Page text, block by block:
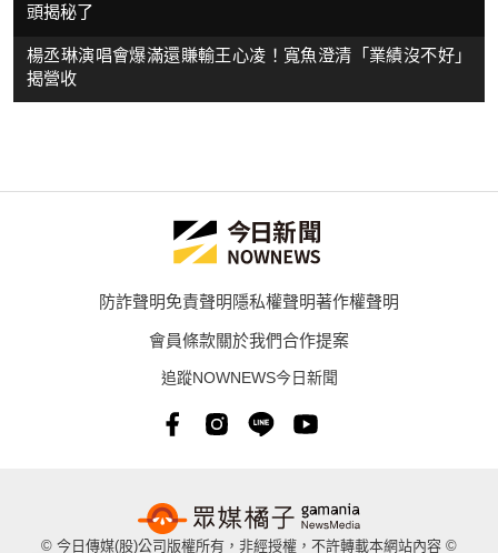
頭揭秘了
楊丞琳演唱會爆滿還賺輸王心凌！寬魚澄清「業績沒不好」
揭營收
防詐聲明免責聲明隱私權聲明著作權聲明
會員條款關於我們合作提案
追蹤NOWNEWS今日新聞
© 今日傳媒(股)公司版權所有，非經授權，不許轉載本網站內容 ©